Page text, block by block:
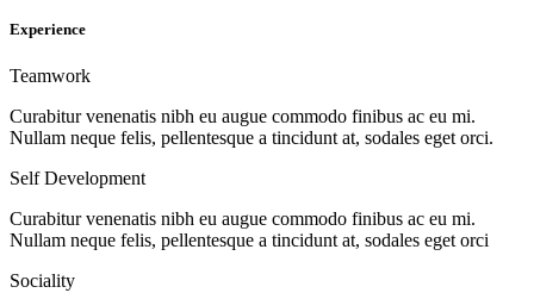
Experience
Teamwork
Curabitur venenatis nibh eu augue commodo finibus ac eu mi.
Nullam neque felis, pellentesque a tincidunt at, sodales eget orci.
Self Development
Curabitur venenatis nibh eu augue commodo finibus ac eu mi.
Nullam neque felis, pellentesque a tincidunt at, sodales eget orci
Sociality